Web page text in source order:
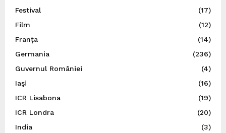
Festival
(17)
Film
(12)
Franța
(14)
Germania
(236)
Guvernul României
(4)
Iaşi
(16)
ICR Lisabona
(19)
ICR Londra
(20)
India
(3)